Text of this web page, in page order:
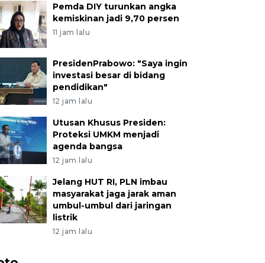
Pemda DIY turunkan angka
kemiskinan jadi 9,70 persen
11 jam lalu
PresidenPrabowo: "Saya ingin
investasi besar di bidang
pendidikan"
12 jam lalu
Utusan Khusus Presiden:
Proteksi UMKM menjadi
agenda bangsa
12 jam lalu
Jelang HUT RI, PLN imbau
masyarakat jaga jarak aman
umbul-umbul dari jaringan
listrik
12 jam lalu